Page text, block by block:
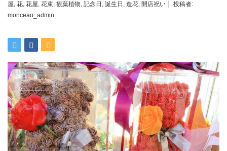
屋, 花, 花屋, 花束, 観葉植物, 記念日 , 誕生日 , 造花, 開店祝い
投稿者:
monceau_admin